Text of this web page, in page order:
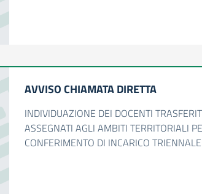
AVVISO CHIAMATA DIRETTA
INDIVIDUAZIONE DEI DOCENTI
ASSEGNATI AGLI AMBITI TERRITORIALI
CONFERIMENTO DI INCARICO TRIENNALE